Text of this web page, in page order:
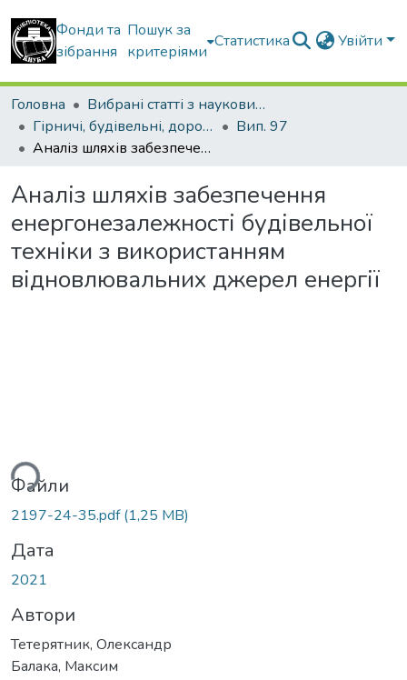
Фонди та
зібрання
Пошук за
критеріями
Статистика Увійти
Головна
Вибрані статті з наукових збірників КНУБА
Гірничі, будівельні, дорожні та меліоративні машини
Вип. 97
Аналіз шляхів забезпечення енергонезалежності будівельної техніки з використанням відновлювальних джерел енергії
Аналіз шляхів забезпечення
енергонезалежності будівельної
техніки з використанням
відновлювальних джерел енергії
Файли
2197-24-35.pdf(1,25 MB)
Дата
2021
Автори
Тетерятник, Олександр
Балака, Максим